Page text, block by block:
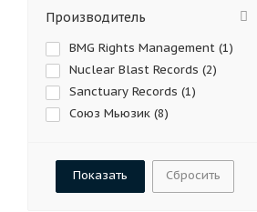
Производитель
BMG Rights Management (1)
Nuclear Blast Records (2)
Sanctuary Records (1)
Союз Мьюзик (8)
Сбросить